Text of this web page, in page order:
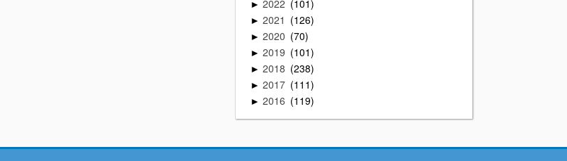
► 2022 101
► 2021 126
► 2020 70
► 2019 101
► 2018 238
► 2017 111
► 2016 119